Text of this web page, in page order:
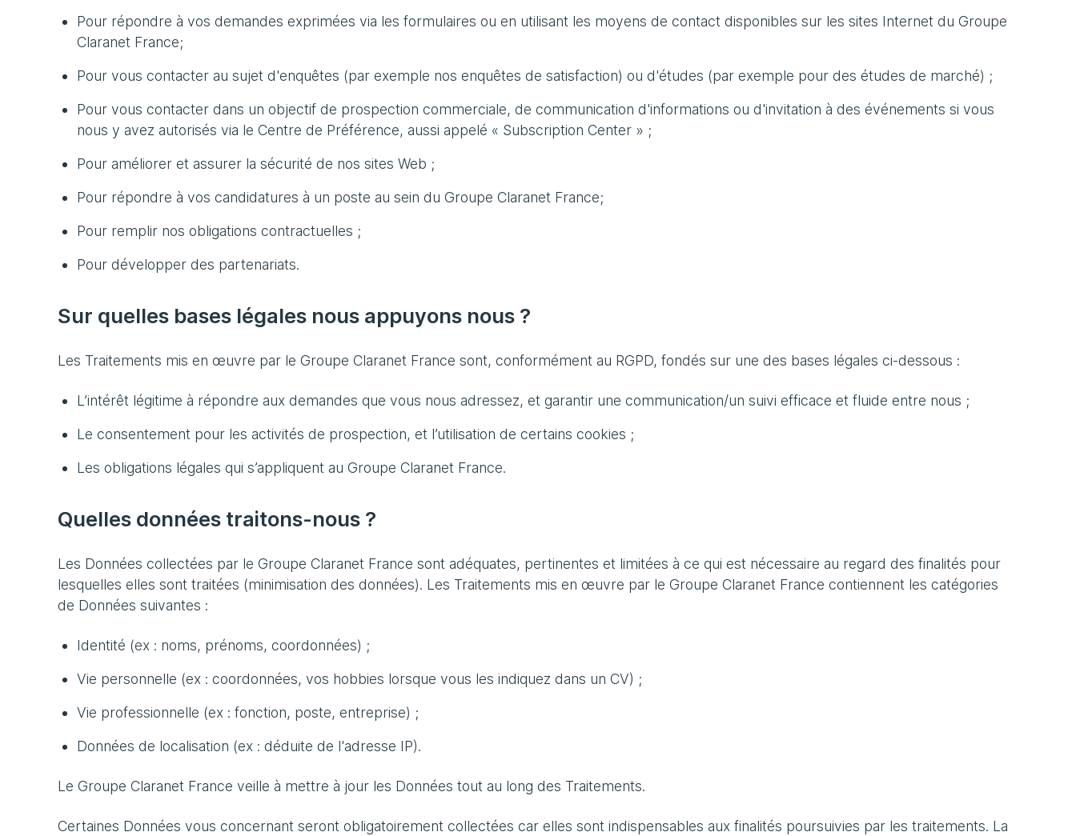
Pour répondre à vos demandes exprimées via les formulaires ou en utilisant les moyens de contact disponibles sur les sites Internet du Groupe
Claranet France;
Pour vous contacter au sujet d'enquêtes (par exemple nos enquêtes de satisfaction) ou d'études (par exemple pour des études de marché) ;
Pour vous contacter dans un objectif de prospection commerciale, de communication d'informations ou d'invitation à des événements si vous
nous y avez autorisés via le Centre de Préférence, aussi appelé « Subscription Center » ;
Pour améliorer et assurer la sécurité de nos sites Web ;
Pour répondre à vos candidatures à un poste au sein du Groupe Claranet France;
Pour remplir nos obligations contractuelles ;
Pour développer des partenariats.
Sur quelles bases légales nous appuyons nous ?
Les Traitements mis en œuvre par le Groupe Claranet France sont, conformément au RGPD, fondés sur une des bases légales ci-dessous :
L’intérêt légitime à répondre aux demandes que vous nous adressez, et garantir une communication/un suivi efficace et fluide entre nous ;
Le consentement pour les activités de prospection, et l’utilisation de certains cookies ;
Les obligations légales qui s’appliquent au Groupe Claranet France.
Quelles données traitons-nous ?
Les Données collectées par le Groupe Claranet France sont adéquates, pertinentes et limitées à ce qui est nécessaire au regard des finalités pour
lesquelles elles sont traitées (minimisation des données). Les Traitements mis en œuvre par le Groupe Claranet France contiennent les catégories
de Données suivantes :
Identité (ex : noms, prénoms, coordonnées) ;
Vie personnelle (ex : coordonnées, vos hobbies lorsque vous les indiquez dans un CV) ;
Vie professionnelle (ex : fonction, poste, entreprise) ;
Données de localisation (ex : déduite de l'adresse IP).
Le Groupe Claranet France veille à mettre à jour les Données tout au long des Traitements.
Certaines Données vous concernant seront obligatoirement collectées car elles sont indispensables aux finalités poursuivies par les traitements. La